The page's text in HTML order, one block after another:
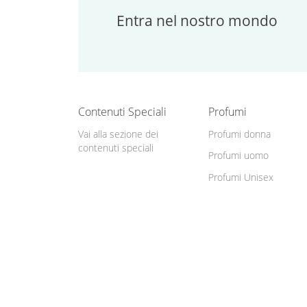
Entra nel nostro mondo
Contenuti Speciali
Vai alla sezione dei
contenuti speciali
Profumi
Profumi donna
Profumi uomo
Profumi Unisex